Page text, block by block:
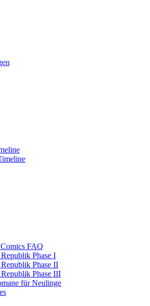
FAQ
Phase I
Phase II
Phase III
für Neulinge